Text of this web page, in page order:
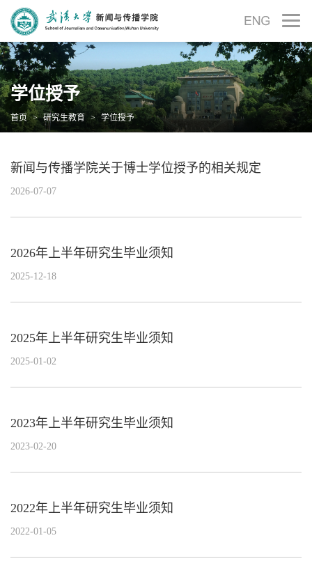
学位授予
首页 > 研究生教育 > 学位授予
新闻与传播学院关于博士学位授予的相关规定
2026-07-07
2026年上半年研究生毕业须知
2025-12-18
2025年上半年研究生毕业须知
2025-01-02
2023年上半年研究生毕业须知
2023-02-20
2022年上半年研究生毕业须知
2022-01-05